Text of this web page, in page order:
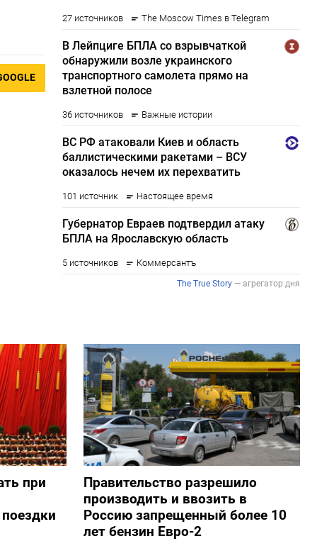
при
Правительство разрешило
производить и ввозить в
Россию запрещенный более 10
лет бензин Евро-2